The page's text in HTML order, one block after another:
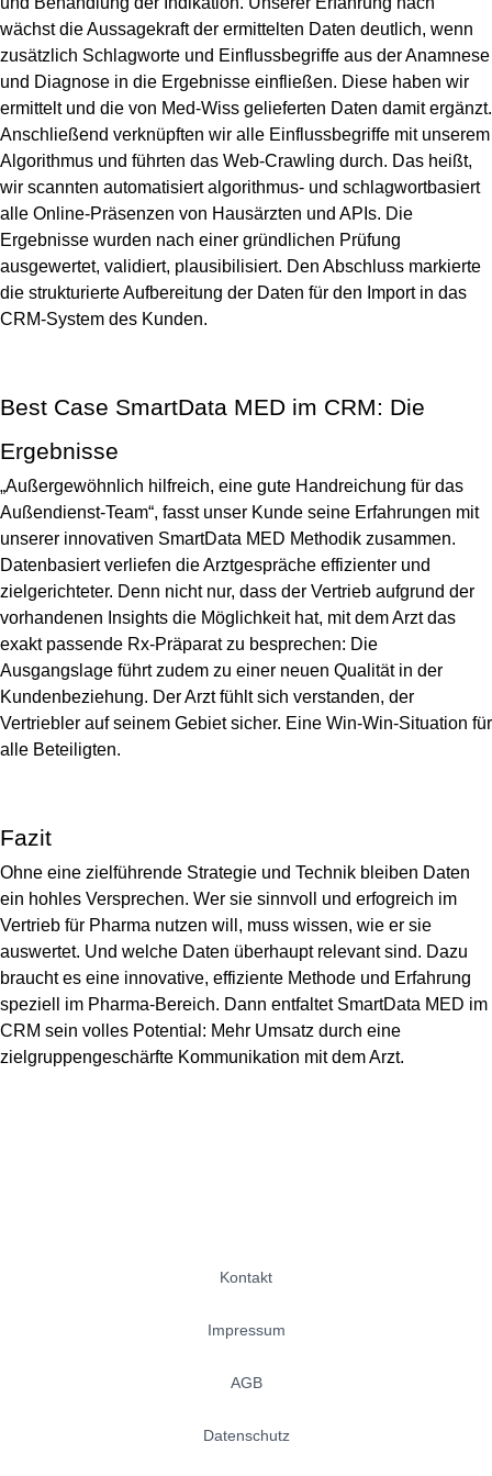
wächst die Aussagekraft der ermittelten Daten deutlich, wenn
zusätzlich Schlagworte und Einflussbegriffe aus der Anamnese
und Diagnose in die Ergebnisse einfließen. Diese haben wir
ermittelt und die von Med-Wiss gelieferten Daten damit ergänzt.
Anschließend verknüpften wir alle Einflussbegriffe mit unserem
Algorithmus und führten das Web-Crawling durch. Das heißt,
wir scannten automatisiert algorithmus- und schlagwortbasiert
alle Online-Präsenzen von Hausärzten und APIs. Die
Ergebnisse wurden nach einer gründlichen Prüfung
ausgewertet, validiert, plausibilisiert. Den Abschluss markierte
die strukturierte Aufbereitung der Daten für den Import in das
CRM-System des Kunden.
Best Case SmartData MED im CRM: Die
Ergebnisse
„Außergewöhnlich hilfreich, eine gute Handreichung für das
Außendienst-Team“, fasst unser Kunde seine Erfahrungen mit
unserer innovativen SmartData MED Methodik zusammen.
Datenbasiert verliefen die Arztgespräche effizienter und
zielgerichteter. Denn nicht nur, dass der Vertrieb aufgrund der
vorhandenen Insights die Möglichkeit hat, mit dem Arzt das
exakt passende Rx-Präparat zu besprechen: Die
Ausgangslage führt zudem zu einer neuen Qualität in der
Kundenbeziehung. Der Arzt fühlt sich verstanden, der
Vertriebler auf seinem Gebiet sicher. Eine Win-Win-Situation für
alle Beteiligten.
Fazit
Ohne eine zielführende Strategie und Technik bleiben Daten
ein hohles Versprechen. Wer sie sinnvoll und erfogreich im
Vertrieb für Pharma nutzen will, muss wissen, wie er sie
auswertet. Und welche Daten überhaupt relevant sind. Dazu
braucht es eine innovative, effiziente Methode und Erfahrung
speziell im Pharma-Bereich. Dann entfaltet SmartData MED im
CRM sein volles Potential: Mehr Umsatz durch eine
zielgruppengeschärfte Kommunikation mit dem Arzt.
Kontakt
Impressum
AGB
Datenschutz